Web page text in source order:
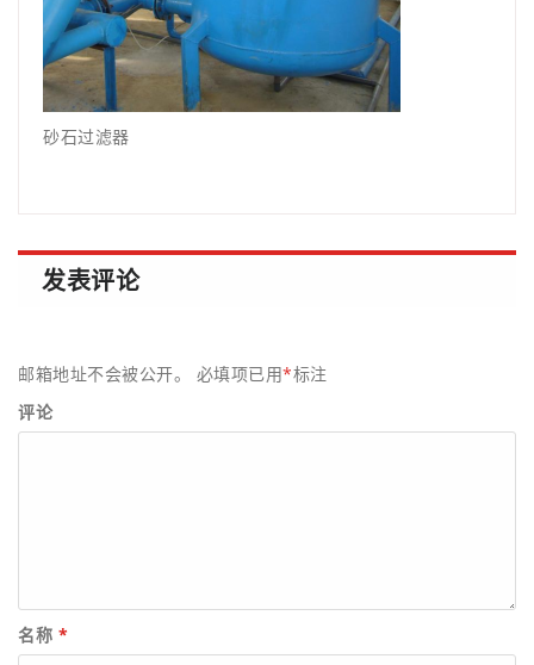
砂石过滤器
发表评论
邮箱地址不会被公开。 必填项已用*标注
评论
名称 *